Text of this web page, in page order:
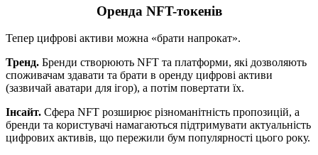
Оренда NFT-токенів
Тепер цифрові активи можна «‎брати напрокат».
Тренд. Бренди створюють NFT та платформи, які дозволяють
споживачам здавати та брати в оренду цифрові активи
(зазвичай аватари для ігор), а потім повертати їх.
Інсайт. Сфера NFT розширює різноманітність пропозицій, а
бренди та користувачі намагаються підтримувати актуальність
цифрових активів, що пережили бум популярності цього року.